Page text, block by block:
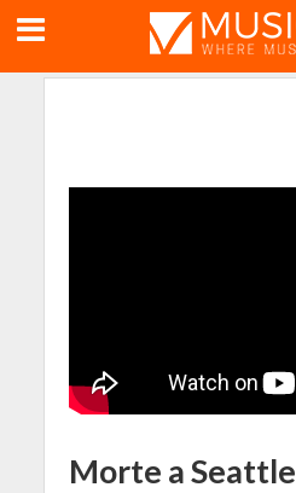
Morte a Seattle